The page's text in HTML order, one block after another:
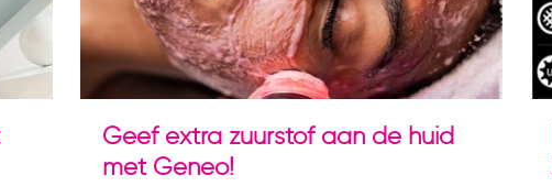
Geef extra zuurstof aan de huid
met Geneo!